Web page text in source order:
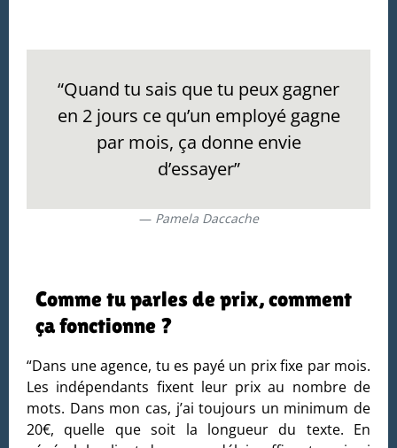
“Quand tu sais que tu peux gagner
en 2 jours ce qu’un employé gagne
par mois, ça donne envie
d’essayer”
Pamela Daccache
Comme tu parles de prix, comment
ça fonctionne ?
“Dans une agence, tu es payé un prix fixe par mois.
Les indépendants fixent leur prix au nombre de
mots. Dans mon cas, j’ai toujours un minimum de
20€, quelle que soit la longueur du texte. En